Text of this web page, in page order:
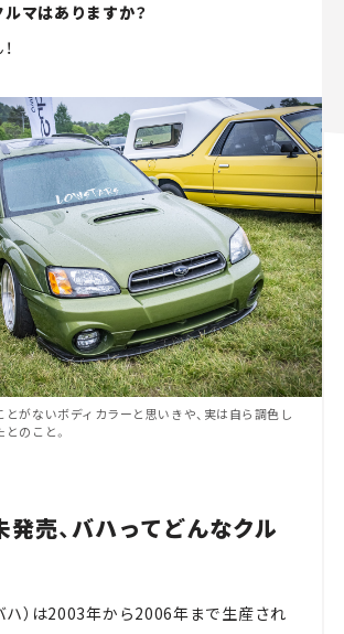
マはありますか？
とがないボディカラーと思いきや、実は自ら調色し
のこと。
発売、バハってどんなクル
ハ）は2003年から2006年まで生産され